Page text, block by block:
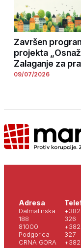
Završen
projekta
Zalaganje za
09/07/2026
Adresa
Dalmatinska
188
81000
Podgorica
CRNA GORA
326
327